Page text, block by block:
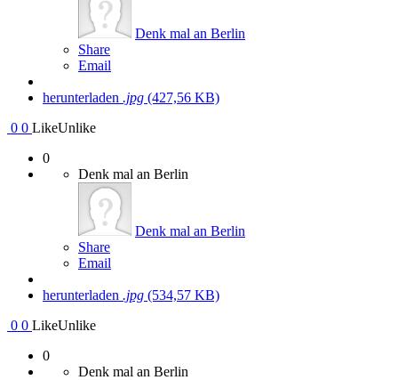
Denk mal an Berlin
Share
Email
herunterladen .jpg (427,56 KB)
0 0 LikeUnlike
0
Denk mal an Berlin
Denk mal an Berlin
Share
Email
herunterladen .jpg (534,57 KB)
0 0 LikeUnlike
0
Denk mal an Berlin